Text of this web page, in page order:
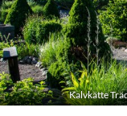
Kalvkätte